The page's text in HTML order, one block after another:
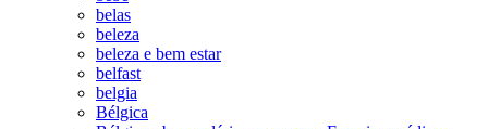
belas
beleza
beleza e bem estar
belfast
belgia
Bélgica